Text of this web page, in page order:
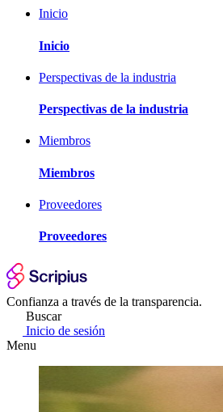
Inicio
Inicio
Perspectivas de la industria
Perspectivas de la industria
Miembros
Miembros
Proveedores
Proveedores
Confianza a través de la transparencia.
Buscar
Inicio de sesión
Menu